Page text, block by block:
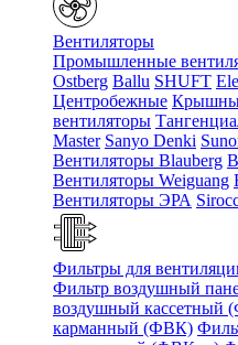
Вентиляторы
Промышленные
Ostberg Ballu SHUFT
Центробежные
вентиляторы
Master Sanyo Denki
Вентиляторы Blauberg
Вентиляторы Weiguang
Вентиляторы ЭРА
Фильтры для
Фильтр воздушный
воздушный кассетный
карманный (ФВК)